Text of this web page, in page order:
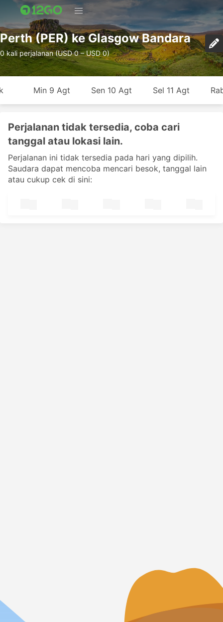
Perth (PER) ke Glasgow Bandara
0 kali perjalanan (USD 0 – USD 0)
Min 9 Agt Sen 10 Agt Sel 11 Agt
Perjalanan tidak tersedia, coba cari
tanggal atau lokasi lain.
Perjalanan ini tidak tersedia pada hari yang dipilih.
Saudara dapat mencoba mencari besok, tanggal lain
atau cukup cek di sini: